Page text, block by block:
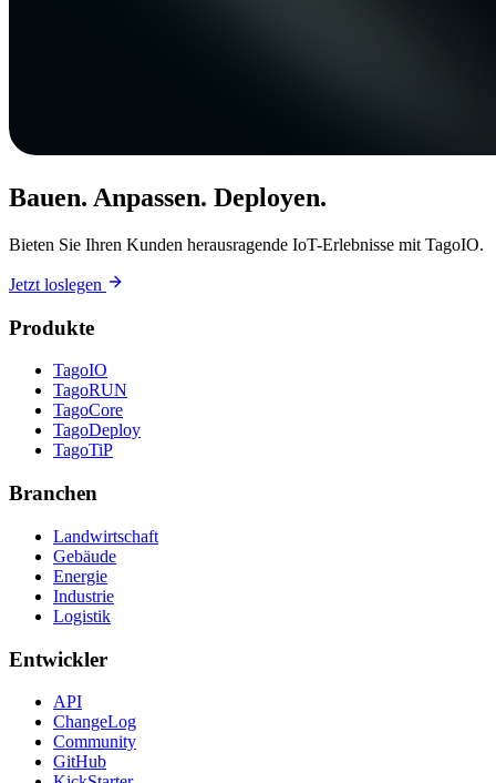
Bauen. Anpassen. Deployen.
Bieten Sie Ihren Kunden herausragende IoT-Erlebnisse mit TagoIO.
Jetzt loslegen
Produkte
TagoIO
TagoRUN
TagoCore
TagoDeploy
TagoTiP
Branchen
Landwirtschaft
Gebäude
Energie
Industrie
Logistik
Entwickler
API
ChangeLog
Community
GitHub